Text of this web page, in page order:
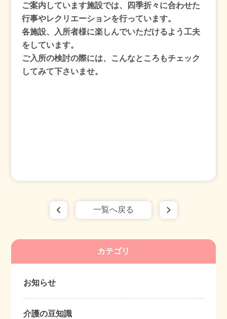
ご案内しています施設では、四季折々に合わせた
行事やレクリエーションを行っています。
各施設、入所者様に楽しんでいただけるよう工夫
をしています。
ご入所の検討の際には、こんなところもチェック
してみて下さいませ。
一覧へ戻る
カテゴリ
お知らせ
介護の豆知識